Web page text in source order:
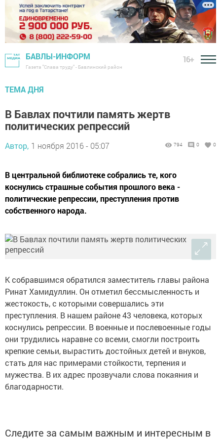
БАВЛЫ-ИНФОРМ
Газета "Слава труду" - Бавлинский район
16+
ТЕМА ДНЯ
В Бавлах почтили память жертв
политических репрессий
Автор, 1 ноября 2016 - 05:07 794 0 0
В центральной библиотеке собрались те, кого
коснулись страшные события прошлого века -
политические репрессии, преступления против
собственного народа.
К собравшимся обратился заместитель главы района
Ринат Хамидуллин. Он отметил бессмысленность и
жестокость, с которыми совершались эти
преступления. В нашем районе 43 человека, которых
коснулись репрессии. В военные и послевоенные годы
они трудились наравне со всеми, смогли построить
крепкие семьи, вырастить достойных детей и внуков,
стать для нас примерами стойкости, терпения и
мужества. В их адрес прозвучали слова покаяния и
благодарности.
Следите за самым важным и интересным в